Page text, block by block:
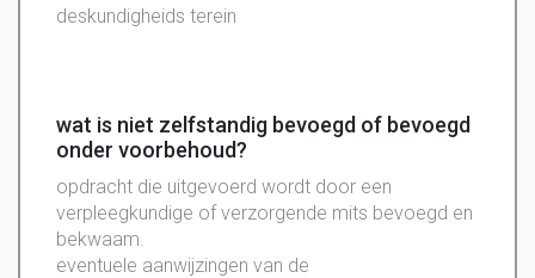
deskundigheids terein
wat is niet zelfstandig bevoegd of bevoegd
onder voorbehoud?
opdracht die uitgevoerd wordt door een
verpleegkundige of verzorgende mits bevoegd en
bekwaam.
eventuele aanwijzingen van de